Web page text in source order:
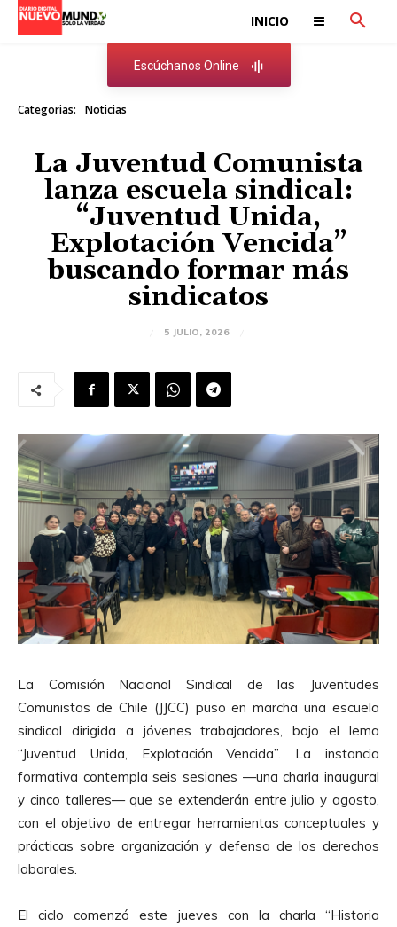
INICIO
Escúchanos Online
Categorias: Noticias
La Juventud Comunista
lanza escuela sindical:
“Juventud Unida,
Explotación Vencida”
buscando formar más
sindicatos
5 JULIO, 2026
La Comisión Nacional Sindical de las Juventudes
Comunistas de Chile (JJCC) puso en marcha una escuela
sindical dirigida a jóvenes trabajadores, bajo el lema
“Juventud Unida, Explotación Vencida”. La instancia
formativa contempla seis sesiones —una charla inaugural
y cinco talleres— que se extenderán entre julio y agosto,
con el objetivo de entregar herramientas conceptuales y
prácticas sobre organización y defensa de los derechos
laborales.
El ciclo comenzó este jueves con la charla “Historia